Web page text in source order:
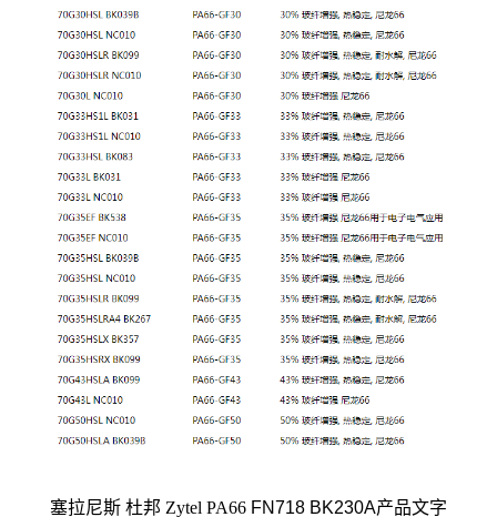
塞拉尼斯 杜邦 Zytel PA66 FN718 BK230A产品文字